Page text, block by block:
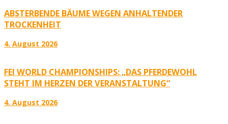
ABSTERBENDE BÄUME WEGEN ANHALTENDER
TROCKENHEIT
4. August 2026
FEI WORLD CHAMPIONSHIPS: „DAS PFERDEWOHL
STEHT IM HERZEN DER VERANSTALTUNG“
4. August 2026